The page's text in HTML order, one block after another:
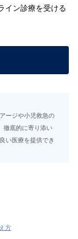
イン診療を受ける
ージや小児救急の
徹底的に寄り添い
い医療を提供でき
方